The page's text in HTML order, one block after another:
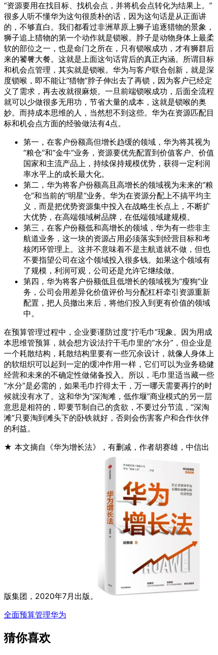
“资源要用在找目标、找机会点，并将机会点转化为结果上。”
很多人听不懂华为这句很质朴的话，因为这句话是从正面讲
的，不够直白。我们都看过非洲草原上狮子追逐猎物的景象，
狮子追上猎物的第一个动作就是锁喉。脖子是动物身体上最柔
软的部位之一，也是命门之所在，只有锁喉成功，才有狮群后
来的饕餮大餐。这就是上面这句话背后的真正内涵。所谓目标
和机会点管理，其实就是锁喉。华为与客户联合创新，就是深
度锁喉，即不能让“猎物”脖子伸出去了再锁，因为客户已经定
义了需求，再去改就很麻烦。一旦前端锁喉成功，后面全流程
就可以少做很多无用功，节省大量的成本，这就是锁喉的奥
妙。而持成本思维的人，当然想不到这些。华为在资源匹配目
标和机会点方面的经验做法有4点。
第一，在客户份额高但增长趋缓的领域，华为将其视为
“粮仓”和“金牛”业务，资源要优先配置到价值客户、价值
国家和主流产品上，持续保持规模优势，获得一定利润
率水平上的成长最大化。
第二，华为将客户份额高且高增长的领域视为未来的“粮
仓”和当前的“明星”业务。华为在资源分配上不搞平均主
义，而是把优势资源集中投入在战略生长点上，不断扩
大优势，在高端领域树品牌，在低端领域建规模。
第三，在客户份额低和高增长的领域，华为有一些非主
航道业务，这一块的资源占用必须落实到经营目标和考
核闭环管理上。这并不意味着不是主航道就不做，但也
不要指望公司在这个领域投入很多钱。如果这个领域有
了规模，利润可观，公司还是允许它继续做。
第四，华为将客户份额低且低增长的领域视为“瘦狗”业
务，公司会用差异化价值评价与分配杠杆牵引资源重新
配置，把人员撤出来后，将他们投入到更有价值的领域
中。
在预算管理过程中，企业要谨防过度“拧毛巾”现象。因为用成
本思维管预算，就会想方设法拧干毛巾里的“水分”，但企业是
一个耗散结构，耗散结构里要有一些冗余设计，就像人身体上
的软组织可以起到一定的缓冲作用一样，它们可以为业务稳健
经营和未来的不确定性做储备投入。所以，毛巾里适当藏一些
“水分”是必需的，如果毛巾拧得太干，万一哪天需要再拧的时
候就没有水了。这和华为“深淘滩，低作堰”商业模式的另一层
意思是相符的，即要节制自己的贪欲，不要过分节流，“深淘
滩”只要淘到滩头下的卧铁就好，否则会伤害客户和合作伙伴
的利益。
★ 本文摘自《华为增长法》，有删减，作者胡赛雄，中信出
版集团，2020年7月出版。
全面预算管理华为
猜你喜欢